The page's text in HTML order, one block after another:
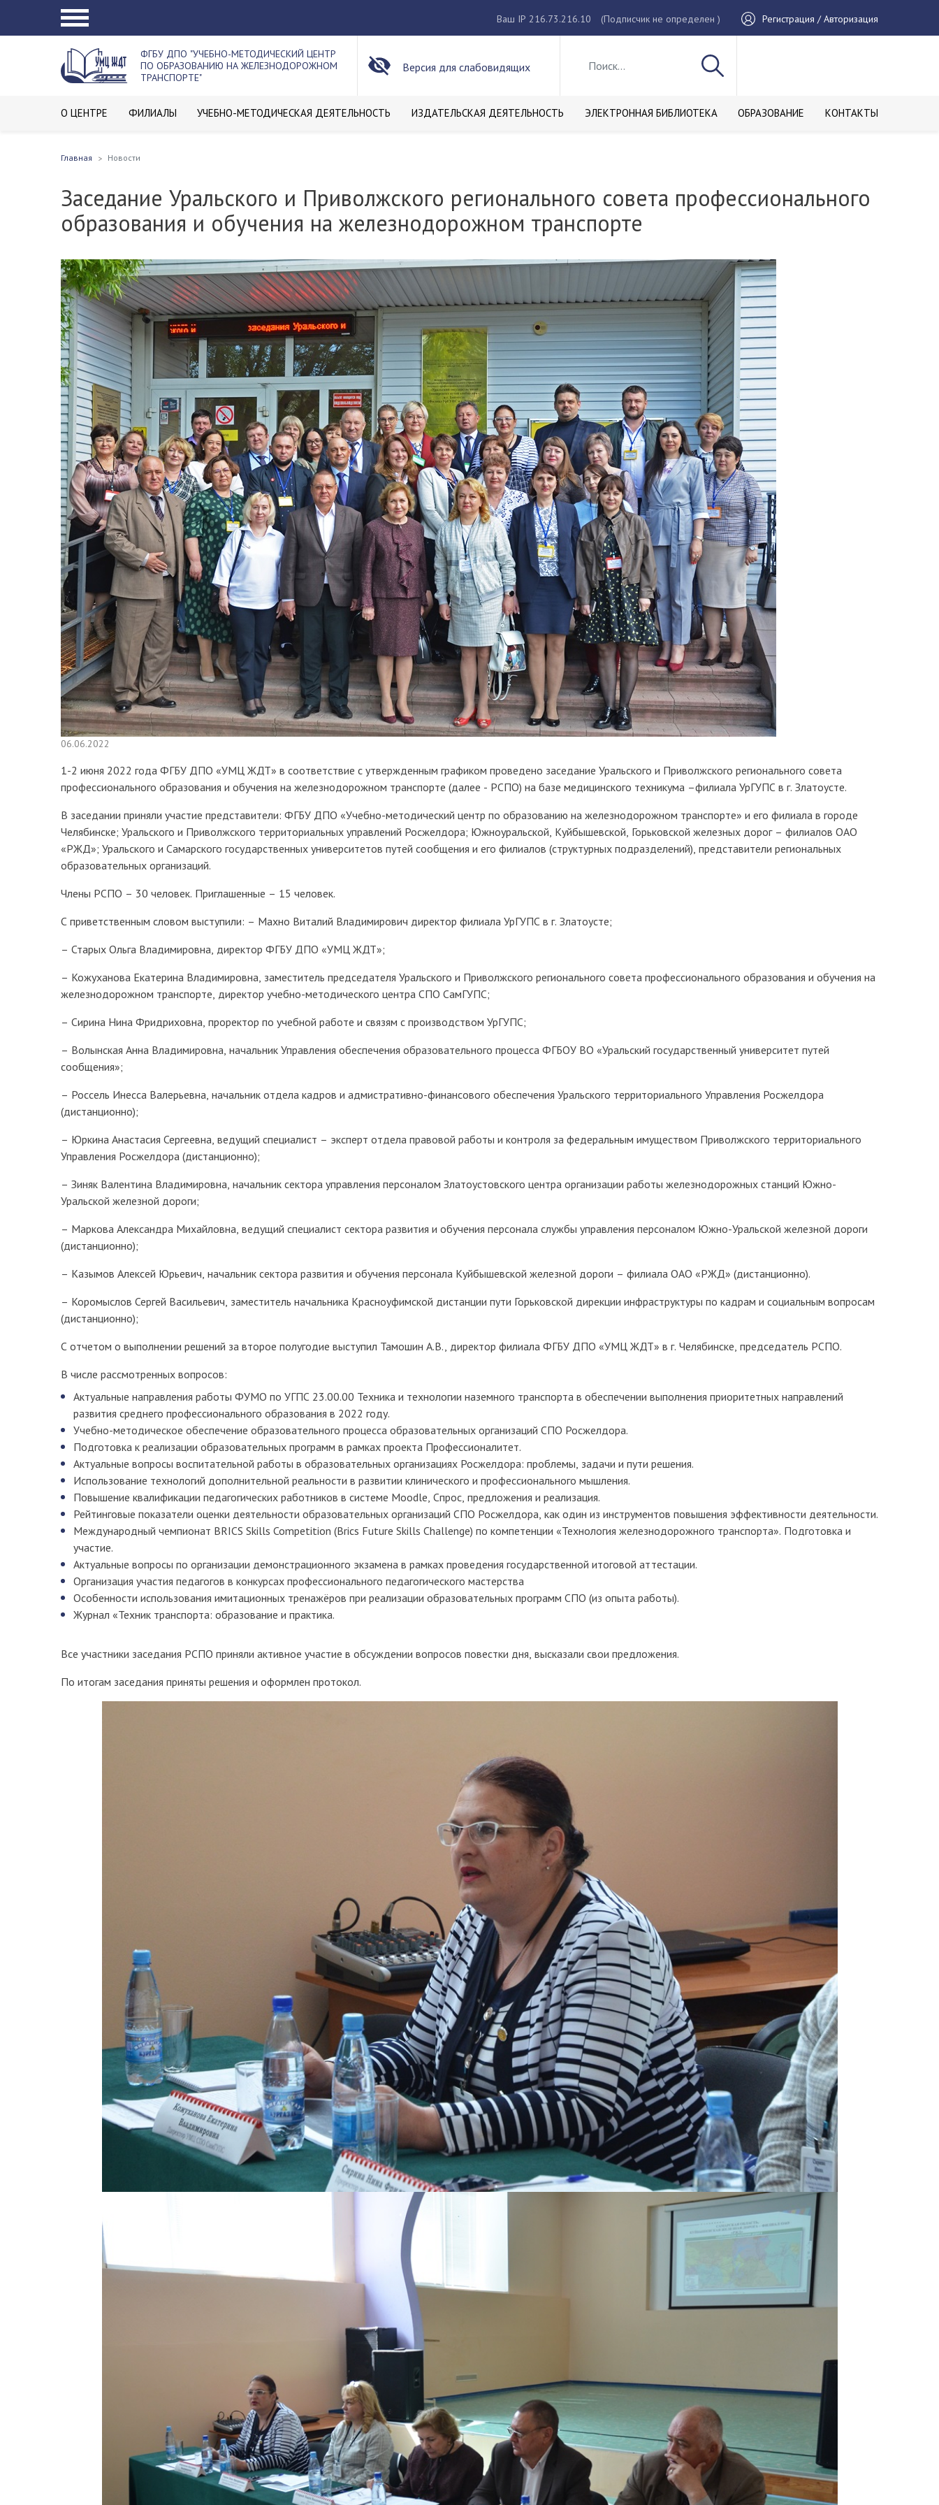
Ваш IP 216.73.216.10 (Подписчик не определен ) Регистрация / Авторизация
ФГБУ ДПО "УЧЕБНО-МЕТОДИЧЕСКИЙ ЦЕНТР
ПО ОБРАЗОВАНИЮ НА ЖЕЛЕЗНОДОРОЖНОМ
ТРАНСПОРТЕ"
Версия для слабовидящих
О ЦЕНТРЕ ФИЛИАЛЫ УЧЕБНО-МЕТОДИЧЕСКАЯ ДЕЯТЕЛЬНОСТЬ ИЗДАТЕЛЬСКАЯ ДЕЯТЕЛЬНОСТЬ ЭЛЕКТРОННАЯ БИБЛИОТЕКА ОБРАЗОВАНИЕ КОНТАКТЫ
Главная Новости
Заседание Уральского и Приволжского регионального совета профессионального
образования и обучения на железнодорожном транспорте
06.06.2022
1-2 июня 2022 года ФГБУ ДПО «УМЦ ЖДТ» в соответствие с утвержденным графиком проведено заседание Уральского и Приволжского регионального совета
профессионального образования и обучения на железнодорожном транспорте (далее - РСПО) на базе медицинского техникума –филиала УрГУПС в г. Златоусте.
В заседании приняли участие представители: ФГБУ ДПО «Учебно-методический центр по образованию на железнодорожном транспорте» и его филиала в городе
Челябинске; Уральского и Приволжского территориальных управлений Росжелдора; Южноуральской, Куйбышевской, Горьковской железных дорог – филиалов ОАО
«РЖД»; Уральского и Самарского государственных университетов путей сообщения и его филиалов (структурных подразделений), представители региональных
образовательных организаций.
Члены РСПО – 30 человек. Приглашенные – 15 человек.
С приветственным словом выступили: – Махно Виталий Владимирович директор филиала УрГУПС в г. Златоусте;
– Старых Ольга Владимировна, директор ФГБУ ДПО «УМЦ ЖДТ»;
– Кожуханова Екатерина Владимировна, заместитель председателя Уральского и Приволжского регионального совета профессионального образования и обучения на
железнодорожном транспорте, директор учебно-методического центра СПО СамГУПС;
– Сирина Нина Фридриховна, проректор по учебной работе и связям с производством УрГУПС;
– Волынская Анна Владимировна, начальник Управления обеспечения образовательного процесса ФГБОУ ВО «Уральский государственный университет путей
сообщения»;
– Россель Инесса Валерьевна, начальник отдела кадров и адмистративно-финансового обеспечения Уральского территориального Управления Росжелдора
(дистанционно);
– Юркина Анастасия Сергеевна, ведущий специалист – эксперт отдела правовой работы и контроля за федеральным имуществом Приволжского территориального
Управления Росжелдора (дистанционно);
– Зиняк Валентина Владимировна, начальник сектора управления персоналом Златоустовского центра организации работы железнодорожных станций Южно-
Уральской железной дороги;
– Маркова Александра Михайловна, ведущий специалист сектора развития и обучения персонала службы управления персоналом Южно-Уральской железной дороги
(дистанционно);
– Казымов Алексей Юрьевич, начальник сектора развития и обучения персонала Куйбышевской железной дороги – филиала ОАО «РЖД» (дистанционно).
– Коромыслов Сергей Васильевич, заместитель начальника Красноуфимской дистанции пути Горьковской дирекции инфраструктуры по кадрам и социальным вопросам
(дистанционно);
С отчетом о выполнении решений за второе полугодие выступил Тамошин А.В., директор филиала ФГБУ ДПО «УМЦ ЖДТ» в г. Челябинске, председатель РСПО.
В числе рассмотренных вопросов:
Актуальные направления работы ФУМО по УГПС 23.00.00 Техника и технологии наземного транспорта в обеспечении выполнения приоритетных направлений
развития среднего профессионального образования в 2022 году.
Учебно-методическое обеспечение образовательного процесса образовательных организаций СПО Росжелдора.
Подготовка к реализации образовательных программ в рамках проекта Профессионалитет.
Актуальные вопросы воспитательной работы в образовательных организациях Росжелдора: проблемы, задачи и пути решения.
Использование технологий дополнительной реальности в развитии клинического и профессионального мышления.
Повышение квалификации педагогических работников в системе Moodle, Спрос, предложения и реализация.
Рейтинговые показатели оценки деятельности образовательных организаций СПО Росжелдора, как один из инструментов повышения эффективности деятельности.
Международный чемпионат BRICS Skills Competition (Brics Future Skills Challenge) по компетенции «Технология железнодорожного транспорта». Подготовка и
участие.
Актуальные вопросы по организации демонстрационного экзамена в рамках проведения государственной итоговой аттестации.
Организация участия педагогов в конкурсах профессионального педагогического мастерства
Особенности использования имитационных тренажёров при реализации образовательных программ СПО (из опыта работы).
Журнал «Техник транспорта: образование и практика.
Все участники заседания РСПО приняли активное участие в обсуждении вопросов повестки дня, высказали свои предложения.
По итогам заседания приняты решения и оформлен протокол.